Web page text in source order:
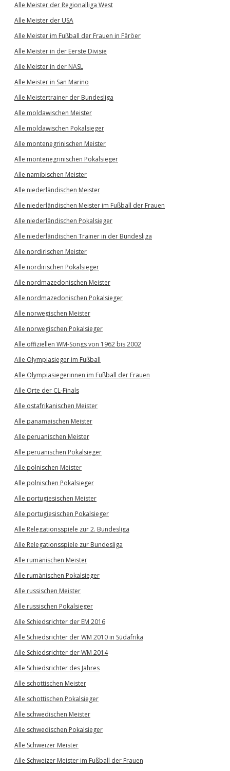
Alle Meister der Regionalliga West
Alle Meister der USA
Alle Meister im Fußball der Frauen in Färöer
Alle Meister in der Eerste Divisie
Alle Meister in der NASL
Alle Meister in San Marino
Alle Meistertrainer der Bundesliga
Alle moldawischen Meister
Alle moldawischen Pokalsieger
Alle montenegrinischen Meister
Alle montenegrinischen Pokalsieger
Alle namibischen Meister
Alle niederländischen Meister
Alle niederländischen Meister im Fußball der Frauen
Alle niederländischen Pokalsieger
Alle niederländischen Trainer in der Bundesliga
Alle nordirischen Meister
Alle nordirischen Pokalsieger
Alle nordmazedonischen Meister
Alle nordmazedonischen Pokalsieger
Alle norwegischen Meister
Alle norwegischen Pokalsieger
Alle offiziellen WM-Songs von 1962 bis 2002
Alle Olympiasieger im Fußball
Alle Olympiasiegerinnen im Fußball der Frauen
Alle Orte der CL-Finals
Alle ostafrikanischen Meister
Alle panamaischen Meister
Alle peruanischen Meister
Alle peruanischen Pokalsieger
Alle polnischen Meister
Alle polnischen Pokalsieger
Alle portugiesischen Meister
Alle portugiesischen Pokalsieger
Alle Relegationsspiele zur 2. Bundesliga
Alle Relegationsspiele zur Bundesliga
Alle rumänischen Meister
Alle rumänischen Pokalsieger
Alle russischen Meister
Alle russischen Pokalsieger
Alle Schiedsrichter der EM 2016
Alle Schiedsrichter der WM 2010 in Südafrika
Alle Schiedsrichter der WM 2014
Alle Schiedsrichter des Jahres
Alle schottischen Meister
Alle schottischen Pokalsieger
Alle schwedischen Meister
Alle schwedischen Pokalsieger
Alle Schweizer Meister
Alle Schweizer Meister im Fußball der Frauen